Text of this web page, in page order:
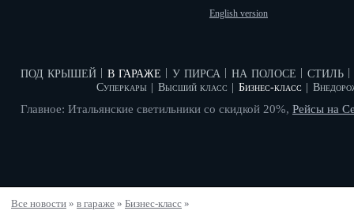
English version
под крышей в гараже
Суперкары Высший класс Бизнес-класс
у пирса на полосе стиль
Главное: Итальянские светильники со скидкой 20%, Рейсы на
Все новости » в гараже » Бизнес-класс »